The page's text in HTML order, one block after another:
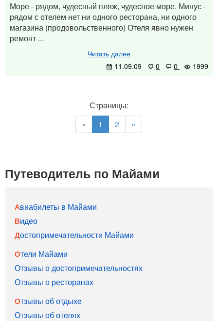
Море - рядом, чудесный пляж, чудесное море. Минус -
рядом с отелем нет ни одного ресторана, ни одного
магазина (продовольственного) Отеля явно нужен
ремонт ...
Читать далее
11.09.09
0 0 1999
Страницы:
«
1 2 »
Путеводитель по Майами
Авиабилеты в Майами
Видео
Достопримечательности Майами
Отели Майами
Отзывы о достопримечательностях
Отзывы о ресторанах
Отзывы об отдыхе
Отзывы об отелях